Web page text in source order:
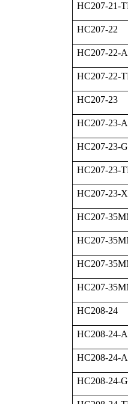
HC207-21-
HC207-22
HC207-22-
HC207-22-
HC207-23
HC207-23-
HC207-23-
HC207-23-
HC207-23-
HC207-
HC207-
HC207-
HC207-
HC208-24
HC208-24-
HC208-24-
HC208-24-